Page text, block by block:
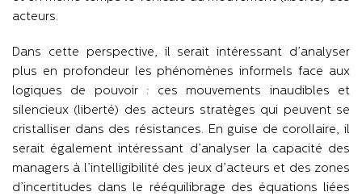
acteurs.
Dans cette perspective, il serait intéressant d’analyser
plus en profondeur les phénomènes informels face aux
logiques de pouvoir : ces mouvements inaudibles et
silencieux (liberté) des acteurs stratèges qui peuvent se
cristalliser dans des résistances. En guise de corollaire, il
serait également intéressant d’analyser la capacité des
managers à l’intelligibilité des jeux d’acteurs et des zones
d’incertitudes dans le rééquilibrage des équations liées